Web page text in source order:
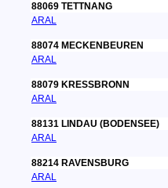
88069 TETTNANG
ARAL
88074 MECKENBEUREN
ARAL
88079 KRESSBRONN
ARAL
88131 LINDAU (BODENSEE)
ARAL
88214 RAVENSBURG
ARAL